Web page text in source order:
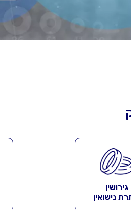
גירושין
נישואין